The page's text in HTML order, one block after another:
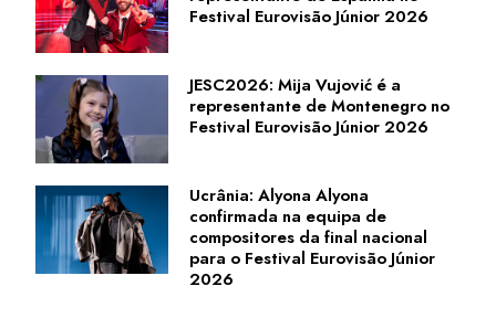
Festival Eurovisão Júnior 2026
JESC2026: Mija Vujović é a
representante de Montenegro no
Festival Eurovisão Júnior 2026
Ucrânia: Alyona Alyona
confirmada na equipa de
compositores da final nacional
para o Festival Eurovisão Júnior
2026